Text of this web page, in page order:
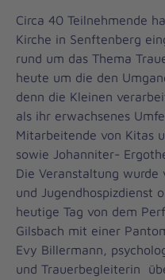
Circa 40 Teilnehmende
Kirche in Senftenberg
rund um das Thema
heute um die den
denn die Kleinen
als ihr erwachsenes
Mitarbeitende von Kitas
sowie Johanniter-
Die Veranstaltung
und Jugendhospizdienst
heutige Tag von dem
Gilsbach mit einer
Evy Billermann,
und Trauerbegleiterin